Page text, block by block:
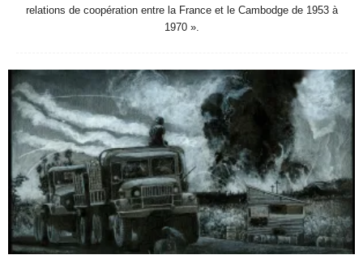
relations de coopération entre la France et le Cambodge de 1953 à
1970 ».